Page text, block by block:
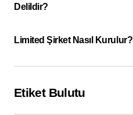
Delildir?
Limited Şirket Nasıl Kurulur?
Etiket Bulutu